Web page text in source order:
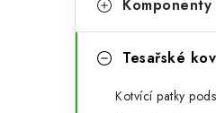
Tesařské
Kotvící patky